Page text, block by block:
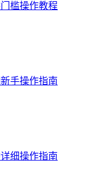
槛操作教程
手操作指南
细操作指南